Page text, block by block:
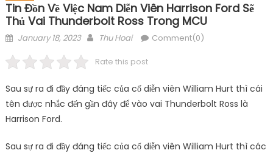
Tin Đồn Về Việc Nam Diễn Viên Harrison Ford Sẽ
Thủ Vai Thunderbolt Ross Trong MCU
Posted
January 18, 2023 Author
Thu Hoai Comment(0)
Rate this post
Sau sự ra đi đầy đáng tiếc của cố diễn viên William Hurt thì cái
tên được nhắc đến gần đây để vào vai Thunderbolt Ross là
Harrison Ford.
Sau sự ra đi đầy đáng tiếc của cố diễn viên William Hurt thì các